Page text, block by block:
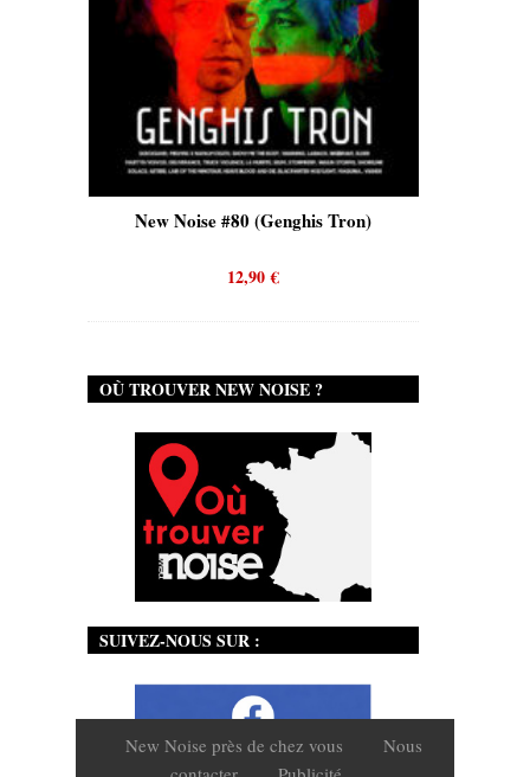
New Noise #80 (Genghis Tron)
12,90€
OÙ TROUVER NEW NOISE ?
SUIVEZ-NOUS SUR :
New Noise près de chez vous
Nous